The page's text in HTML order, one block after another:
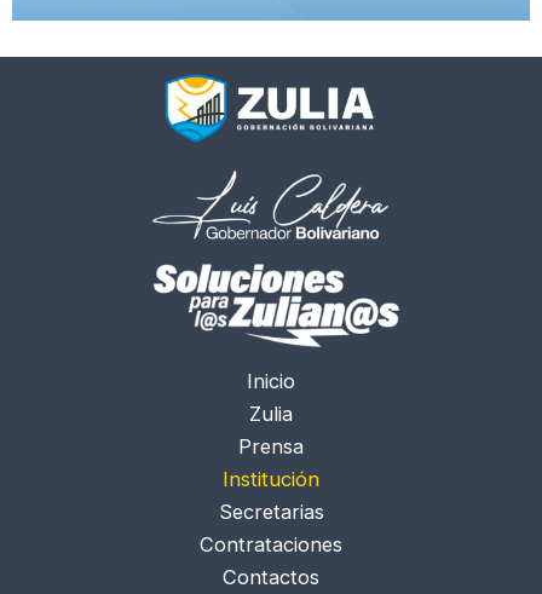
Inicio
Zulia
Prensa
Institución
Secretarias
Contrataciones
Contactos